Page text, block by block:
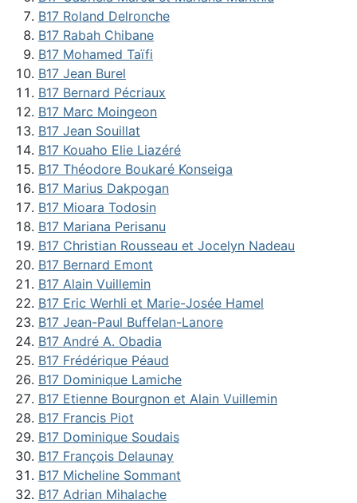
B17 Roland Delronche
B17 Rabah Chibane
B17 Mohamed Taïfi
B17 Jean Burel
B17 Bernard Pécriaux
B17 Marc Moingeon
B17 Jean Souillat
B17 Kouaho Elie Liazéré
B17 Théodore Boukaré Konseiga
B17 Marius Dakpogan
B17 Mioara Todosin
B17 Mariana Perisanu
B17 Christian Rousseau et Jocelyn Nadeau
B17 Bernard Emont
B17 Alain Vuillemin
B17 Eric Werhli et Marie-Josée Hamel
B17 Jean-Paul Buffelan-Lanore
B17 André A. Obadia
B17 Frédérique Péaud
B17 Dominique Lamiche
B17 Etienne Bourgnon et Alain Vuillemin
B17 Francis Piot
B17 Dominique Soudais
B17 François Delaunay
B17 Micheline Sommant
B17 Adrian Mihalache